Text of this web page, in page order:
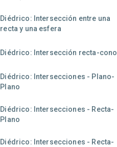
Diédrico: Intersección entre una
recta y una esfera
Diédrico: Intersección recta-cono
Diédrico: Intersecciones - Plano-
Plano
Diédrico: Intersecciones - Recta-
Plano
Diédrico: Intersecciones - Recta-